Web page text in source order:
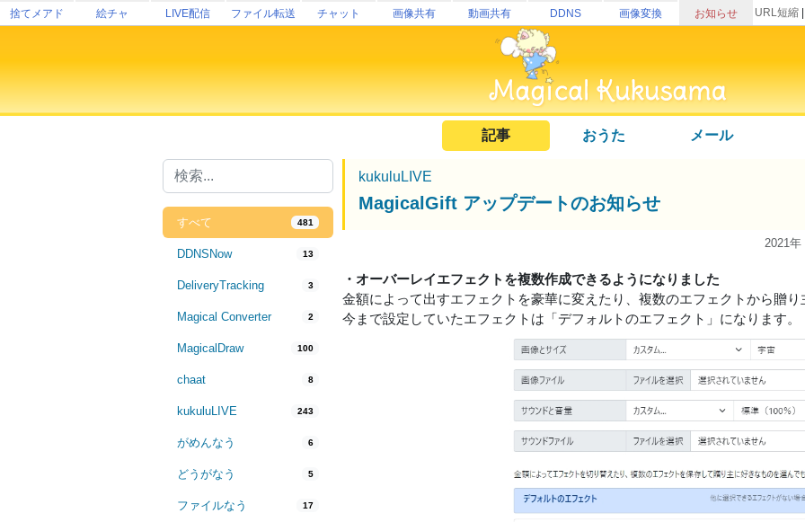
捨てメアド 絵チャ LIVE配信 ファイル転送 チャット 画像共有 動画共有 DDNS 画像変換 お知らせ URL短縮
記事 おうた メール
すべて 481
DDNSNow 13
DeliveryTracking 3
Magical Converter 2
MagicalDraw 100
chaat 8
kukuluLIVE 243
がめんなう 6
どうがなう 5
ファイルなう 17
kukuluLIVE
MagicalGift アップデートのお知らせ
2021年
・オーバーレイエフェクトを複数作成できるようになりました
金額によって出すエフェクトを豪華に変えたり、複数のエフェクトから贈り
今まで設定していたエフェクトは「デフォルトのエフェクト」になります。